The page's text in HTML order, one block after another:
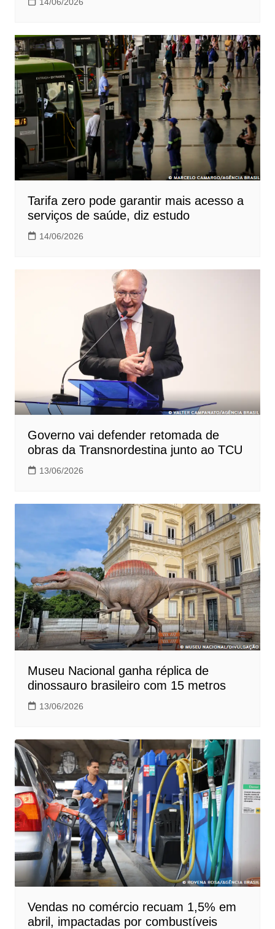
Tarifa zero pode garantir mais acesso a
serviços de saúde, diz estudo
14/06/2026
Governo vai defender retomada de
obras da Transnordestina junto ao TCU
13/06/2026
Museu Nacional ganha réplica de
dinossauro brasileiro com 15 metros
13/06/2026
Vendas no comércio recuam 1,5% em
abril, impactadas por combustíveis